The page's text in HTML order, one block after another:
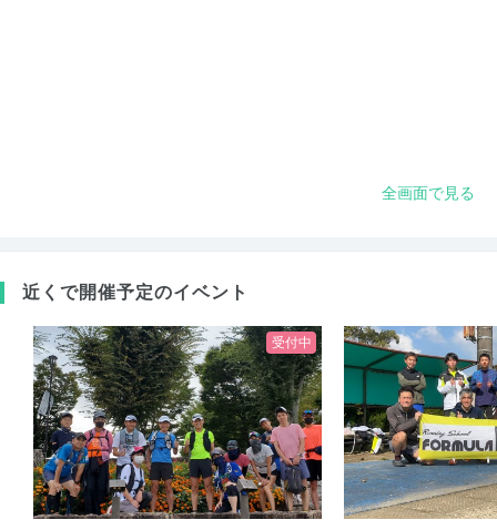
全画面で見る
近くで開催予定のイベント
受付中